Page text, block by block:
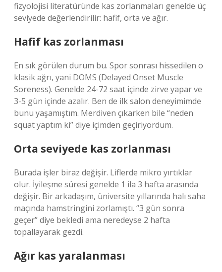
fizyolojisi literatüründe kas zorlanmaları genelde üç
seviyede değerlendirilir: hafif, orta ve ağır.
Hafif kas zorlanması
En sık görülen durum bu. Spor sonrası hissedilen o
klasik ağrı, yani DOMS (Delayed Onset Muscle
Soreness). Genelde 24-72 saat içinde zirve yapar ve
3-5 gün içinde azalır. Ben de ilk salon deneyimimde
bunu yaşamıştım. Merdiven çıkarken bile “neden
squat yaptım ki” diye içimden geçiriyordum.
Orta seviyede kas zorlanması
Burada işler biraz değişir. Liflerde mikro yırtıklar
olur. İyileşme süresi genelde 1 ila 3 hafta arasında
değişir. Bir arkadaşım, üniversite yıllarında halı saha
maçında hamstringini zorlamıştı. “3 gün sonra
geçer” diye bekledi ama neredeyse 2 hafta
topallayarak gezdi.
Ağır kas yaralanması